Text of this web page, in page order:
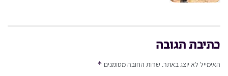
כתיבת תגובה
האימייל לא יוצג באתר. שדות החובה מסומנים *